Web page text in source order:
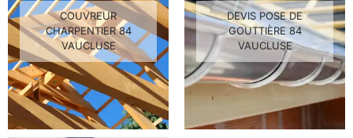
COUVREUR
CHARPENTIER 84
VAUCLUSE
DEVIS POSE DE
GOUTTIÈRE 84
VAUCLUSE